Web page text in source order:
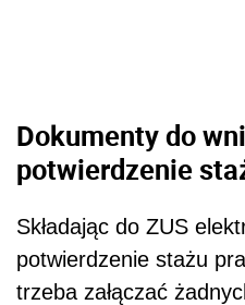
Dokumenty do
potwierdzenie
Składając do ZUS
potwierdzenie stażu
trzeba załączać